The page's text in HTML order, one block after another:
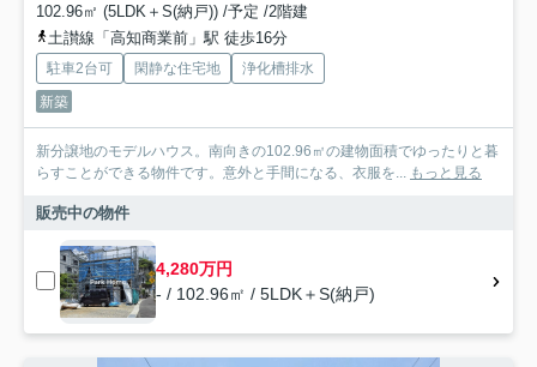
102.96㎡ (5LDK＋S(納戸)) /予定 /2階建
土讃線「高知商業前」駅 徒歩16分
駐車2台可 閑静な住宅地
浄化槽排水
新築
新分譲地のモデルハウス。南向きの102.96㎡の建物面積でゆったりと暮
らすことができる物件です。意外と手間になる、衣服を...
もっと見る
販売中の物件
4,280万円
- / 102.96㎡ / 5LDK＋S(納戸)